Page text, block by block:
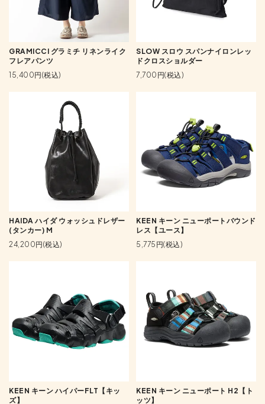
GRAMICCI グラミチ リネンライク
フレアパンツ
15,400円(税込)
SLOW スロウ スパンナイロンレッ
ドクロスショルダー
7,700円(税込)
HAIDA ハイダ ウォッシュドレザー
(タンカー) M
24,200円(税込)
KEEN キーン ニューポートバウンド
レス【ユース】
5,775円(税込)
KEEN キーン ハイパーFLT【キッ
ズ】
KEEN キーン ニューポート H2【ト
ッツ】